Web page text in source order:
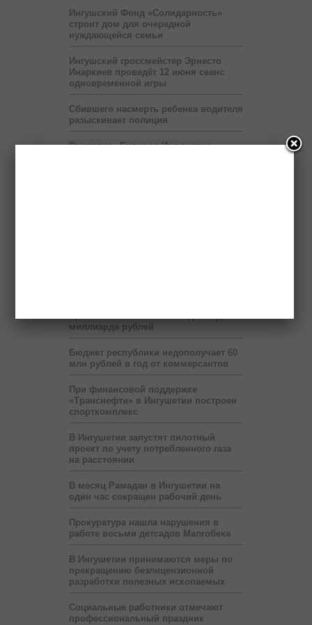
Ингушский Фонд «Солидарность»
строит дом для очередной
нуждающейся семьи
Ингушский гроссмейстер Эрнесто
Инаркиев проведёт 12 июня сеанс
одновременной игры
Сбившего насмерть ребенка водителя
разыскивает полиция
Выставка «Будущее Ингушетии –
миллиарда рублей
Бюджет республики недополучает 60
млн рублей в год от коммерсантов
При финансовой поддержке
«Транснефти» в Ингушетии построен
спорткомплекс
В Ингушетии запустят пилотный
проект по учету потребленного газа
на расстоянии
В месяц Рамадан в Ингушетии на
один час сокращен рабочий день
Прокуратура нашла нарушения в
работе восьми детсадов Малгобека
В Ингушетии принимаются меры по
прекращению безлицензионной
разработки полезных ископаемых
Социальные работники отмечают
профессиональный праздник